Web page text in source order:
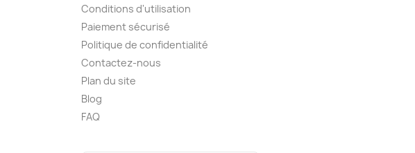
Conditions d'utilisation
Paiement sécurisé
Politique de confidentialité
Contactez-nous
Plan du site
Blog
FAQ